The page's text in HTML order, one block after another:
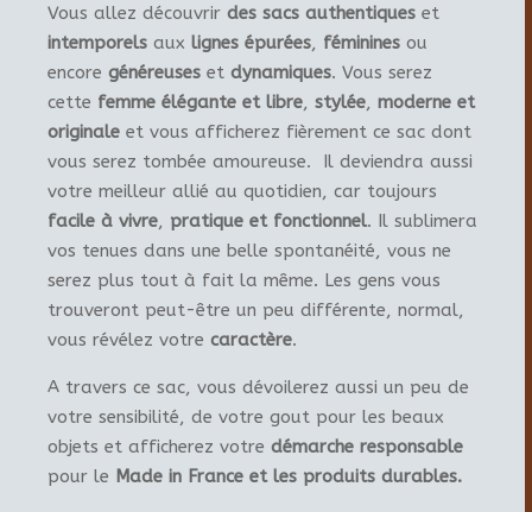
Vous allez découvrir des sacs authentiques et
intemporels aux lignes épurées, féminines ou
encore généreuses et dynamiques. Vous serez
cette femme élégante et libre, stylée, moderne et
originale et vous afficherez fièrement ce sac dont
vous serez tombée amoureuse. Il deviendra aussi
votre meilleur allié au quotidien, car toujours
facile à vivre, pratique et fonctionnel. Il sublimera
vos tenues dans une belle spontanéité, vous ne
serez plus tout à fait la même. Les gens vous
trouveront peut-être un peu différente, normal,
vous révélez votre caractère.
A travers ce sac, vous dévoilerez aussi un peu de
votre sensibilité, de votre gout pour les beaux
objets et afficherez votre démarche responsable
pour le Made in France et les produits durables.